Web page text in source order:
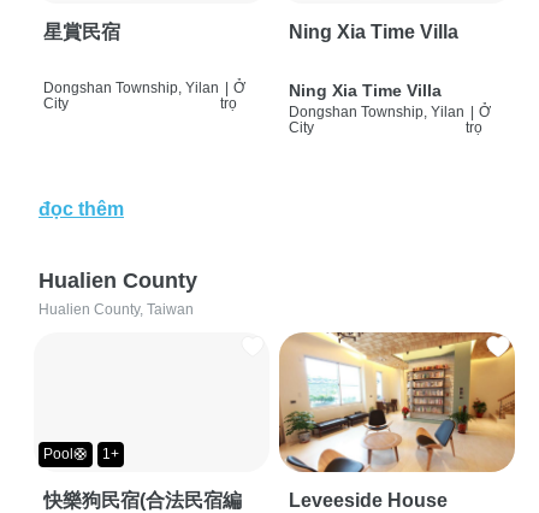
星賞民宿
Dongshan Township, Yilan
City
Ở
trọ
Ning Xia Time Villa
Ning Xia Time Villa
Dongshan Township, Yilan
City
Ở
trọ
đọc thêm
Hualien County
Hualien County, Taiwan
Pool🛟 1+
快樂狗民宿(合法民宿編
Leveeside House